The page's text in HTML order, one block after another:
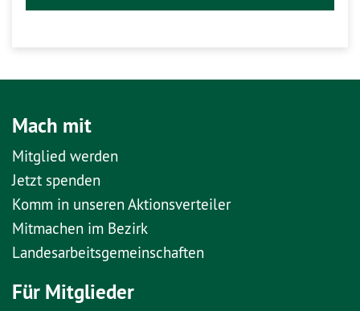
Mach mit
Mitglied werden
Jetzt spenden
Komm in unseren Aktionsverteiler
Mitmachen im Bezirk
Landesarbeitsgemeinschaften
Für Mitglieder